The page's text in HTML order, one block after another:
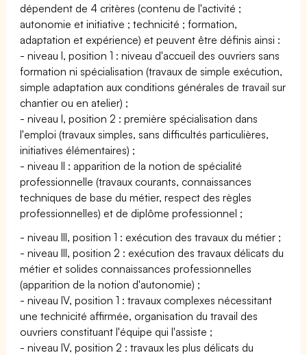
dépendent de 4 critères (contenu de l'activité ;
autonomie et initiative ; technicité ; formation,
adaptation et expérience) et peuvent être définis ainsi :
- niveau I, position 1 : niveau d'accueil des ouvriers sans
formation ni spécialisation (travaux de simple exécution,
simple adaptation aux conditions générales de travail sur
chantier ou en atelier) ;
- niveau I, position 2 : première spécialisation dans
l'emploi (travaux simples, sans difficultés particulières,
initiatives élémentaires) ;
- niveau II : apparition de la notion de spécialité
professionnelle (travaux courants, connaissances
techniques de base du métier, respect des règles
professionnelles) et de diplôme professionnel ;
- niveau III, position 1 : exécution des travaux du métier ;
- niveau III, position 2 : exécution des travaux délicats du
métier et solides connaissances professionnelles
(apparition de la notion d'autonomie) ;
- niveau IV, position 1 : travaux complexes nécessitant
une technicité affirmée, organisation du travail des
ouvriers constituant l'équipe qui l'assiste ;
- niveau IV, position 2 : travaux les plus délicats du